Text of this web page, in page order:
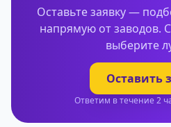
Оставьте заявку —
напрямую от заводов.
выберите
Оставить
Ответим в течение 2